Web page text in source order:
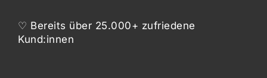
♡ Bereits über 25.000+ zufriedene
Kund:innen